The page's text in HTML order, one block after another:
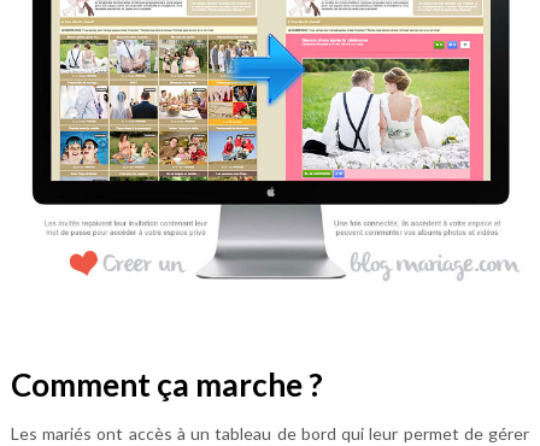
Comment ça marche ?
Les mariés ont accès à un tableau de bord qui leur permet de gérer